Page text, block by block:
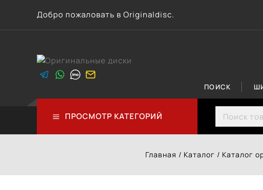
Добро пожаловать в Originaldisc.
ПОИСК
ПРОСМОТР КАТЕГОРИЙ Search for:
Главная / Каталог / Каталог